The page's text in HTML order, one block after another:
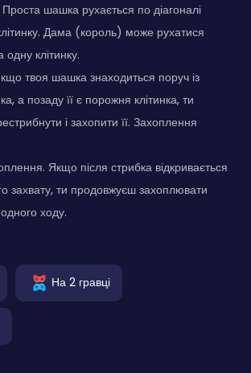
шашка рухається по діагоналі
Дама (король) може рухатися
клітинку.
твоя шашка знаходиться поруч із
а позаду її є порожня клітинка, ти
і захопити її. Захоплення
Якщо після стрибка відкривається
захвату, ти продовжуєш захоплювати
ходу.
На 2 гравці